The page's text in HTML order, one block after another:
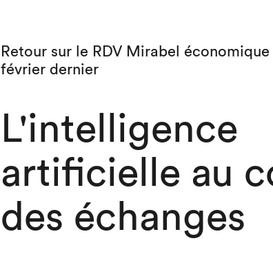
Retour sur le RDV Mirabel
février dernier
L'intelligence
artificielle au
des échanges